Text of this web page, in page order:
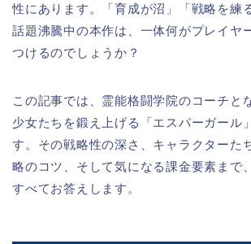
性にあります。「育成が沼」「戦略を練
話題沸騰中の本作は、一体何がプレイヤ
つけるのでしょうか？
この記事では、霊能格闘学院のコーチと
少女たちを鍛え上げる「エスパーガール
す。その戦略性の深さ、キャラクターた
略のコツ、そして気になる課金要素まで
すべてお答えします。